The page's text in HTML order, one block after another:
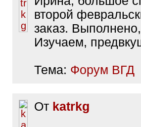
второй
заказ.
Изучаем,
Тема: Форум ВГД
От katrkg